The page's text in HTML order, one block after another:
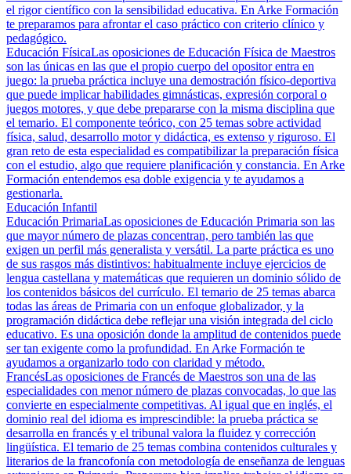
el rigor científico con la sensibilidad educativa. En Arke Formación
te preparamos para afrontar el caso práctico con criterio clínico y
pedagógico.
Educación FísicaLas oposiciones de Educación Física de Maestros
son las únicas en las que el propio cuerpo del opositor entra en
juego: la prueba práctica incluye una demostración físico-deportiva
que puede implicar habilidades gimnásticas, expresión corporal o
juegos motores, y que debe prepararse con la misma disciplina que
el temario. El componente teórico, con 25 temas sobre actividad
física, salud, desarrollo motor y didáctica, es extenso y riguroso. El
gran reto de esta especialidad es compatibilizar la preparación física
con el estudio, algo que requiere planificación y constancia. En Arke
Formación entendemos esa doble exigencia y te ayudamos a
gestionarla.
Educación Infantil
Educación PrimariaLas oposiciones de Educación Primaria son las
que mayor número de plazas concentran, pero también las que
exigen un perfil más generalista y versátil. La parte práctica es uno
de sus rasgos más distintivos: habitualmente incluye ejercicios de
lengua castellana y matemáticas que requieren un dominio sólido de
los contenidos básicos del currículo. El temario de 25 temas abarca
todas las áreas de Primaria con un enfoque globalizador, y la
programación didáctica debe reflejar una visión integrada del ciclo
educativo. Es una oposición donde la amplitud de contenidos puede
ser tan exigente como la profundidad. En Arke Formación te
ayudamos a organizarlo todo con claridad y método.
FrancésLas oposiciones de Francés de Maestros son una de las
especialidades con menor número de plazas convocadas, lo que las
convierte en especialmente competitivas. Al igual que en inglés, el
dominio real del idioma es imprescindible: la prueba práctica se
desarrolla en francés y el tribunal valora la fluidez y corrección
lingüística. El temario de 25 temas combina contenidos culturales y
literarios de la francofonía con metodología de enseñanza de lenguas